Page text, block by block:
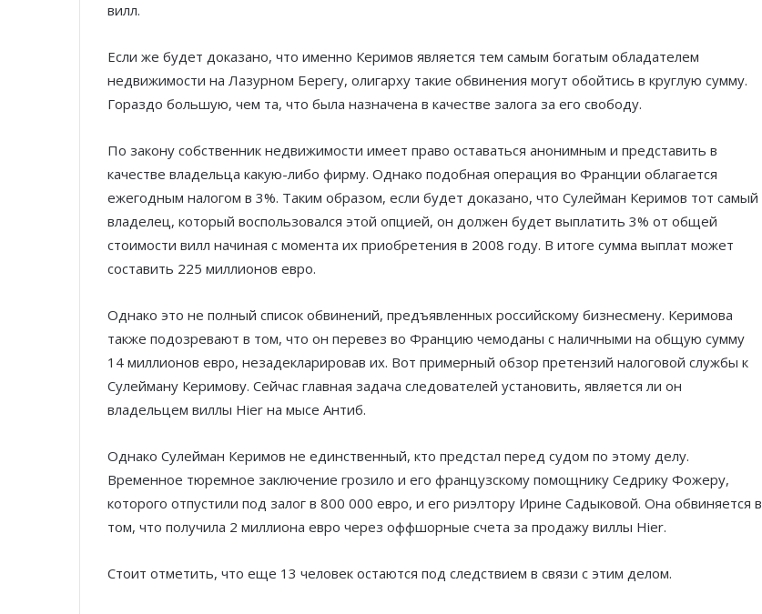
вилл.
Если же будет доказано, что именно Керимов является тем самым богатым обладателем
недвижимости на Лазурном Берегу, олигарху такие обвинения могут обойтись в круглую сумму.
Гораздо большую, чем та, что была назначена в качестве залога за его свободу.
По закону собственник недвижимости имеет право оставаться анонимным и представить в
качестве владельца какую-либо фирму. Однако подобная операция во Франции облагается
ежегодным налогом в 3%. Таким образом, если будет доказано, что Сулейман Керимов тот самый
владелец, который воспользовался этой опцией, он должен будет выплатить 3% от общей
стоимости вилл начиная с момента их приобретения в 2008 году. В итоге сумма выплат может
составить 225 миллионов евро.
Однако это не полный список обвинений, предъявленных российскому бизнесмену. Керимова
также подозревают в том, что он перевез во Францию чемоданы с наличными на общую сумму
14 миллионов евро, незадекларировав их. Вот примерный обзор претензий налоговой службы к
Сулейману Керимову. Сейчас главная задача следователей установить, является ли он
владельцем виллы Hier на мысе Антиб.
Однако Сулейман Керимов не единственный, кто предстал перед судом по этому делу.
Временное тюремное заключение грозило и его французскому помощнику Седрику Фожеру,
которого отпустили под залог в 800 000 евро, и его риэлтору Ирине Садыковой. Она обвиняется в
том, что получила 2 миллиона евро через оффшорные счета за продажу виллы Hier.
Стоит отметить, что еще 13 человек остаются под следствием в связи с этим делом.
Благотворительный забег в Монако
помог детям на пяти континентах
Формулы-1
Отели Монако стали главным
драйвером роста индустрии
гостеприимства
Князь Альбер II и Принцесса